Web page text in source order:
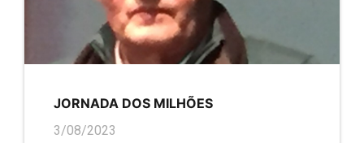
JORNADA DOS MILHÕES
3/08/2023